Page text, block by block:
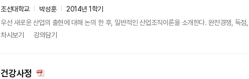
조선대학교 박성훈
2014년 1학기
우선 새로운 산업의 출현에 대해 논의 한 후, 일반적인 산업조직이론을 소개한다. 완전경쟁, 독
차시보기
강의담기
건강사정